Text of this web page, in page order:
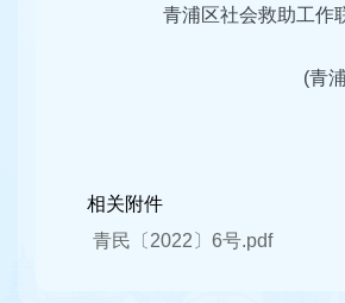
青浦区社会救助工作
(青
相关附件
青民〔2022〕6号.pdf